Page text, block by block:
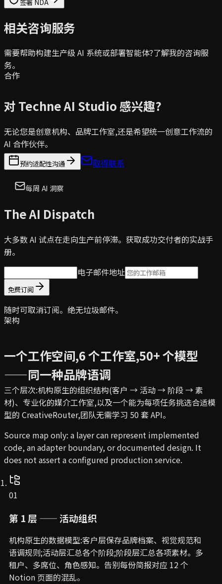
签署 NDA
相关咨询服务
需要帮助构建生产级 AI 系统或部署智能体?了解我的咨询服
务。
合作
对 Techne AI Studio 感兴趣?
无论您是创意机构、品牌工作室,还是希望统一创意工作流的
AI 合作伙伴。
预约适配性沟通 取得联系
每周 AI 洞察
The AI Dispatch
大多数 AI 试点在走向生产前停滞。获取成功交付者的实战手
册。
电子邮件地址
免费订阅
随时可取消订阅。绝无垃圾邮件。
架构
一个工作空间,6 个工作室,50+ 个模型
——同一种品牌语调
三个层次:机构原生的组织结构(客户 → 活动 → 阶段 → 素
材)、专业化的媒介工作室,以及一个能为每项任务挑选合适模
型的 CreativeRouter,团队无需学习 50 套 API。
Source map only: a layer can represent implemented
code, an adapter boundary, or documented design. It
does not assert a configured production service.
01
第 1 层 —— 活动组织
机构原生的数据模型:客户层保存品牌档案、视觉规范和
语调规则;活动层汇总各个阶段;阶段层汇总各项素材。多
租户、多席位、角色感知。告别每份简报对应 12 个
Notion 页面的混乱。